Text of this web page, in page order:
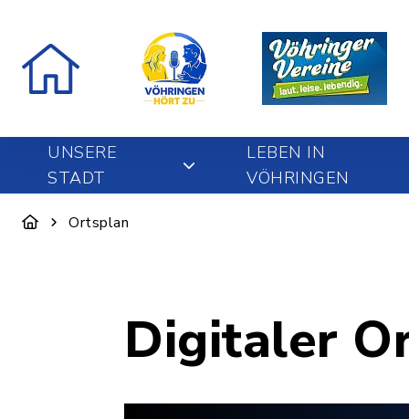
UNSERE
STADT
LEBEN IN
VÖHRINGEN
Ortsplan
Digitaler